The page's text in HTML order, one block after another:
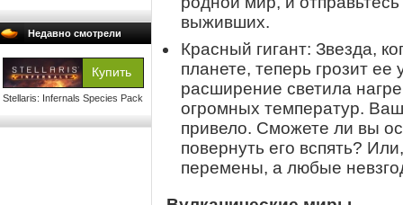
Недавно смотрели
Stellaris: Infernals Species Pack
выживших.
Красный гигант: Звезда,
планете, теперь грозит
расширение светила
огромных температур.
привело. Сможете ли вы
повернуть его вспять?
перемены, а любые